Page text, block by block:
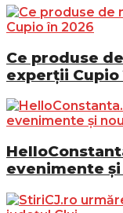
Ce produse
experții Cupio
evenimente